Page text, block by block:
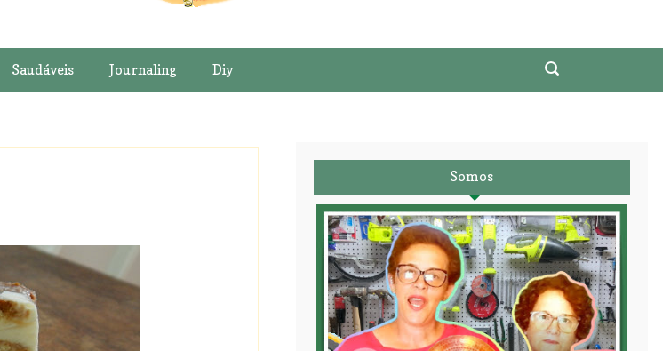
Saudáveis Journaling Diy
Somos